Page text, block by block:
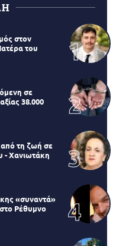
στον
του
σε
38.000
τη ζωή σε
- Χανιωτάκη
«συναντά»
Ρέθυμνο